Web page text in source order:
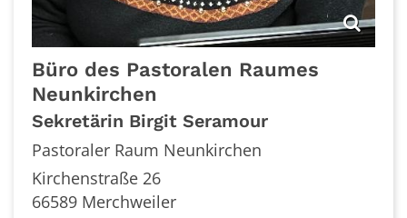
Büro des Pastoralen Raumes
Neunkirchen
Sekretärin Birgit Seramour
Pastoraler Raum Neunkirchen
Kirchenstraße 26
66589 Merchweiler